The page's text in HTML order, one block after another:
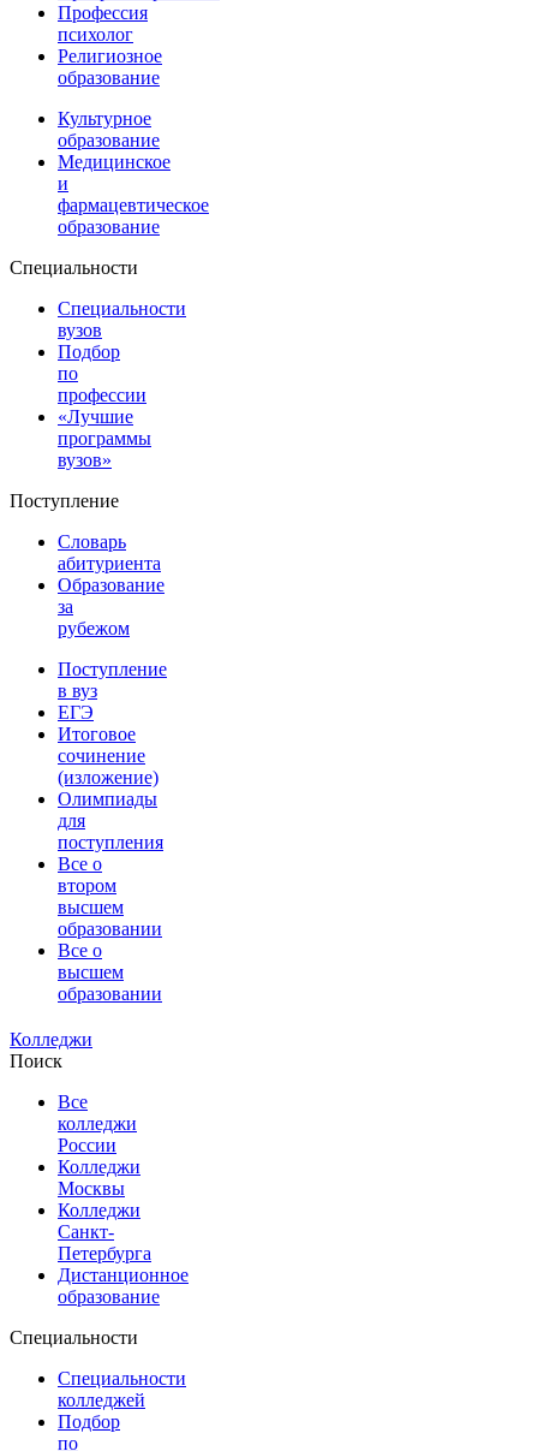
Профессия
психолог
Религиозное
образование
Культурное
образование
Медицинское
и
фармацевтическое
образование
Специальности
Специальности
вузов
Подбор
по
профессии
«Лучшие
программы
вузов»
Поступление
Словарь
абитуриента
Образование
за
рубежом
Поступление
в вуз
ЕГЭ
Итоговое
сочинение
(изложение)
Олимпиады
для
поступления
Все о
втором
высшем
образовании
Все о
высшем
образовании
Колледжи
Поиск
Все
колледжи
России
Колледжи
Москвы
Колледжи
Санкт-
Петербурга
Дистанционное
образование
Специальности
Специальности
колледжей
Подбор
по